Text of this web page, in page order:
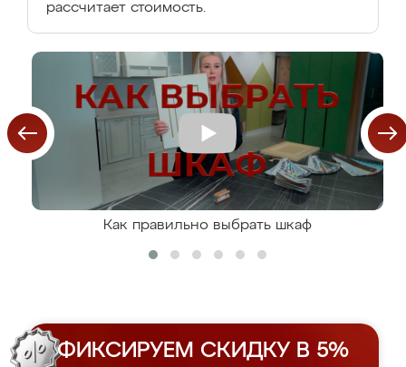
рассчитает стоимость.
Как правильно выбрать шкаф
ФИКСИРУЕМ СКИДКУ В 5%